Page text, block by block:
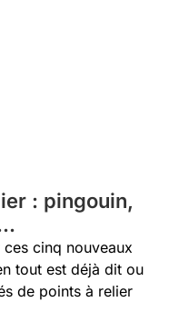
: pingouin,
cinq nouveaux
tout est déjà dit ou
de points à relier